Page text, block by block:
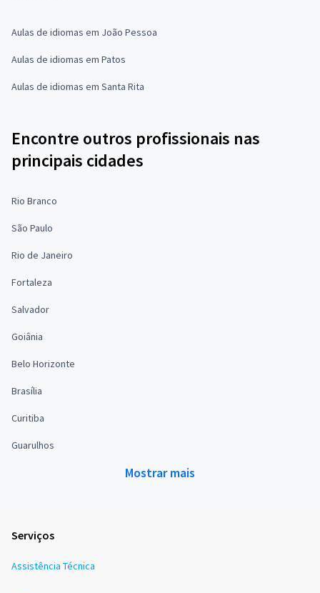
Aulas de idiomas em João Pessoa
Aulas de idiomas em Patos
Aulas de idiomas em Santa Rita
Encontre outros profissionais nas
principais cidades
Rio Branco
São Paulo
Rio de Janeiro
Fortaleza
Salvador
Goiânia
Belo Horizonte
Brasília
Curitiba
Guarulhos
Mostrar mais
Serviços
Assistência Técnica